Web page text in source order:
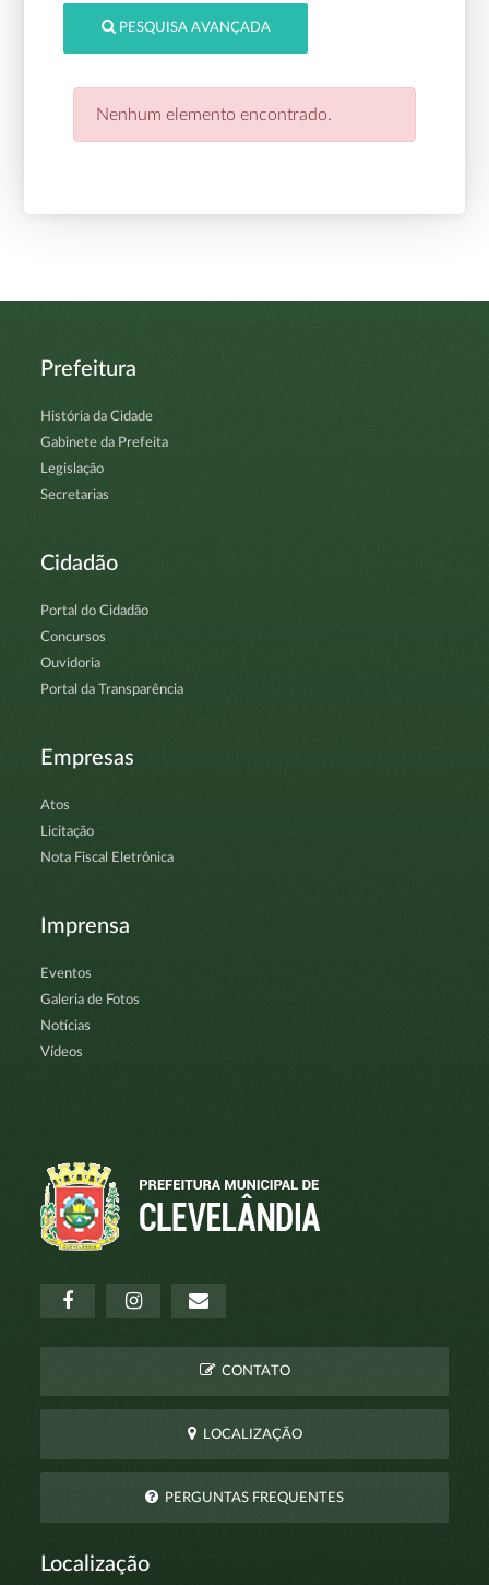
PESQUISA AVANÇADA
Nenhum elemento encontrado.
Prefeitura
História da Cidade
Gabinete da Prefeita
Legislação
Secretarias
Cidadão
Portal do Cidadão
Concursos
Ouvidoria
Portal da Transparência
Empresas
Atos
Licitação
Nota Fiscal Eletrônica
Imprensa
Eventos
Galeria de Fotos
Notícias
Vídeos
CONTATO
LOCALIZAÇÃO
PERGUNTAS FREQUENTES
Localização